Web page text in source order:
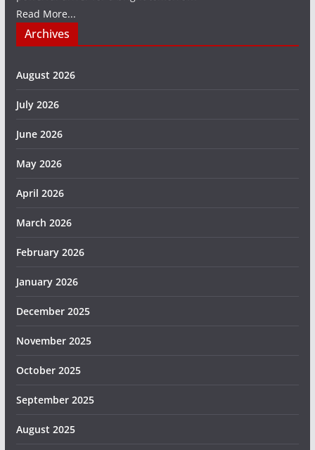
Read More...
Archives
August 2026
July 2026
June 2026
May 2026
April 2026
March 2026
February 2026
January 2026
December 2025
November 2025
October 2025
September 2025
August 2025